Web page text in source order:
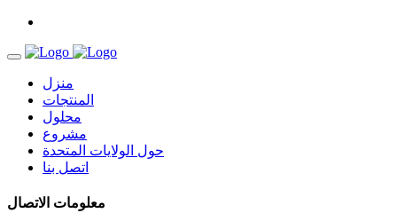
منزل
المنتجات
محلول
مشروع
حول الولايات المتحدة
اتصل بنا
معلومات الاتصال